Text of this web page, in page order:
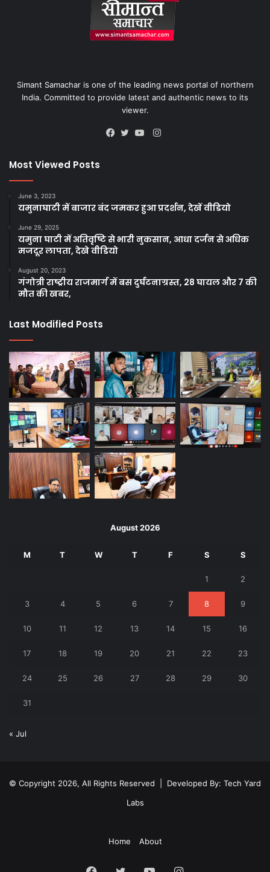
Simant Samachar is one of the leading news portal of northern
India. Committed to provide latest and authentic news to its
viewer.
Instagram
Most Viewed Posts
June 3, 2023
यमुनाघाटी में बाजार बंद जमकर हुआ प्रदर्शन, देखें वीडियो
June 29, 2025
यमुना घाटी में अतिवृष्टि से भारी नुकसान, आधा दर्जन से अधिक
मजदूर लापता, देखे वीडियो
August 20, 2023
गंगोत्री राष्ट्रीय राजमार्ग में बस दुर्घटनाग्रस्त, 28 घायल और 7 की
मौत की खबर,
Last Modified Posts
August 2026
M T W T F S S
1 2
3 4 5 6 7 8 9
10 11 12 13 14 15 16
17 18 19 20 21 22 23
24 25 26 27 28 29 30
31
« Jul
© Copyright 2026, All Rights Reserved | Developed By: Tech Yard
Labs
Home About